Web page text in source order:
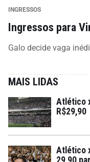
INGRESSOS
Ingressos para
Galo decide vaga
MAIS LIDAS
Atlético
R$29,90
Atlético